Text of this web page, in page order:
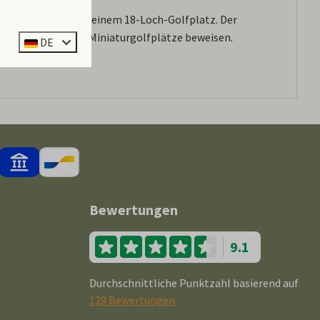
aber nicht auf einem 18-Loch-Golfplatz. Der
Minigolf- oder Miniaturgolfplätze beweisen.
Bewertungen
9.1
Durchschnittliche Punktzahl basierend auf
129 Bewertungen
DE